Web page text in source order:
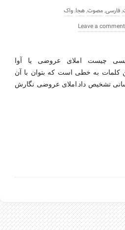
,فارسی,مصوت,هجا,واک
Leave a comment
چیست املای عروضی یا آوا
کلمات به خطی است که بتوان با آن
تشخیص داد.املای عروضی نگارش